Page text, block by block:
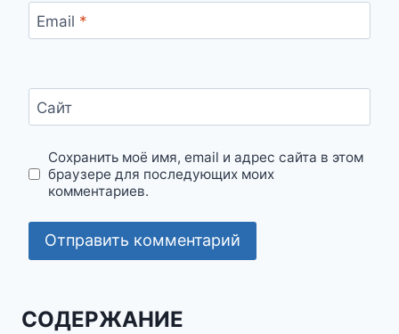
Email *
Сайт
Сохранить моё имя, email и адрес сайта в этом
браузере для последующих моих
комментариев.
СОДЕРЖАНИЕ